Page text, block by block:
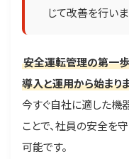
じて改善を行いま
安全運転管理の第一
導入と運用から始まり
今すぐ自社に適した機
ことで、社員の安全を
可能です。